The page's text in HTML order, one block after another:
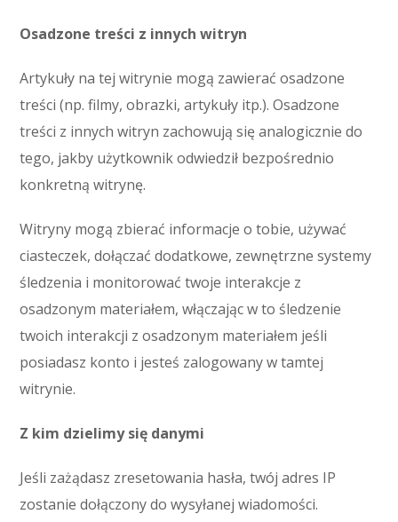
Osadzone treści z innych witryn
Artykuły na tej witrynie mogą zawierać osadzone
treści (np. filmy, obrazki, artykuły itp.). Osadzone
treści z innych witryn zachowują się analogicznie do
tego, jakby użytkownik odwiedził bezpośrednio
konkretną witrynę.
Witryny mogą zbierać informacje o tobie, używać
ciasteczek, dołączać dodatkowe, zewnętrzne systemy
śledzenia i monitorować twoje interakcje z
osadzonym materiałem, włączając w to śledzenie
twoich interakcji z osadzonym materiałem jeśli
posiadasz konto i jesteś zalogowany w tamtej
witrynie.
Z kim dzielimy się danymi
Jeśli zażądasz zresetowania hasła, twój adres IP
zostanie dołączony do wysyłanej wiadomości.